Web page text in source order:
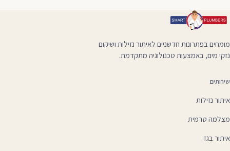
מומחים בפתרונות חדשניים לאיתור נזילות ושיקום
נזקי מים, באמצעות טכנולוגיה מתקדמת.
שירותים
איתור נזילות
מצלמה טרמית
איתור בגז